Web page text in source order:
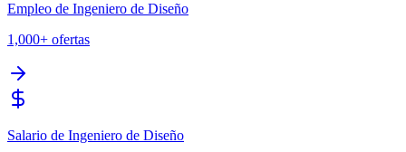
Empleo de Ingeniero de Diseño
1,000+ ofertas
Salario de Ingeniero de Diseño